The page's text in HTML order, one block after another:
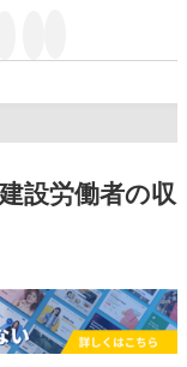
設労働者の収